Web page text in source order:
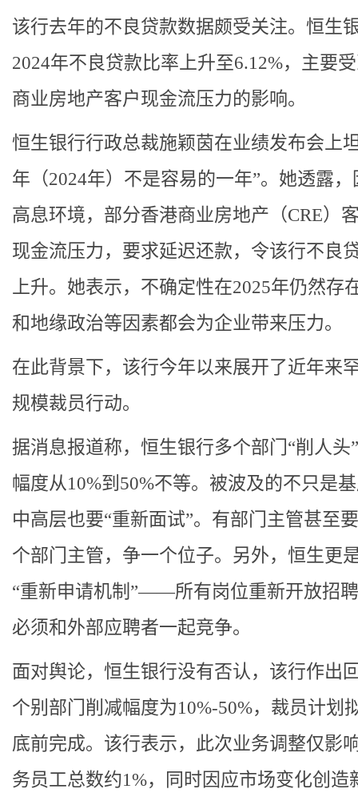
该行去年的不良贷款数据颇受关注。恒生
2024年不良贷款比率上升至6.12%，主要
商业房地产客户现金流压力的影响。
恒生银行行政总裁施颖茵在业绩发布会上
年（2024年）不是容易的一年”。她透露，
高息环境，部分香港商业房地产（CRE）
现金流压力，要求延迟还款，令该行不良
上升。她表示，不确定性在2025年仍然存
和地缘政治等因素都会为企业带来压力。
在此背景下，该行今年以来展开了近年来
规模裁员行动。
据消息报道称，恒生银行多个部门“削人头
幅度从10%到50%不等。被波及的不只是
中高层也要“重新面试”。有部门主管甚至
个部门主管，争一个位子。另外，恒生更
“重新申请机制”——所有岗位重新开放招
必须和外部应聘者一起竞争。
面对舆论，恒生银行没有否认，该行作出
个别部门削减幅度为10%-50%，裁员计划
底前完成。该行表示，此次业务调整仅影
务员工总数约1%，同时因应市场变化创造